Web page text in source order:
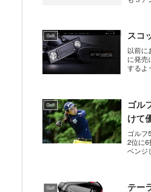
Golf スコ
以前に
に発売
するよ
Golf
ゴル
けて
ゴルフ
2位に
ベンジ
Golf テー